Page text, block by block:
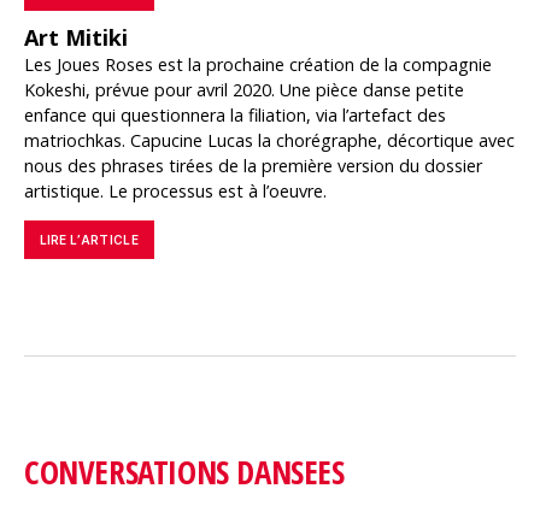
Art Mitiki
Les Joues Roses est la prochaine création de la compagnie
Kokeshi, prévue pour avril 2020. Une pièce danse petite
enfance qui questionnera la filiation, via l’artefact des
matriochkas. Capucine Lucas la chorégraphe, décortique avec
nous des phrases tirées de la première version du dossier
artistique. Le processus est à l’oeuvre.
LIRE L’ARTICLE
CONVERSATIONS DANSEES